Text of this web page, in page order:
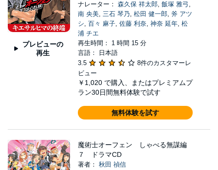
プレビューの
再生
ナレーター： 森久保 祥太郎, 飯塚 雅弓 ,
南 央美, 三石 琴乃, 松田 健一郎, 斧 アツ
シ, 百々 麻子, 佐藤 利奈, 神奈 延年, 松
浦 チエ
再生時間： 1 時間 15 分
言語： 日本語
3.5
8件のカスタマーレ
ビュー
￥1,020 で購入、またはプレミアムプ
ラン30日間無料体験で試す
無料体験を試す
魔術士オーフェン しゃべる無謀編
７ ドラマCD
著者： 秋田 禎信